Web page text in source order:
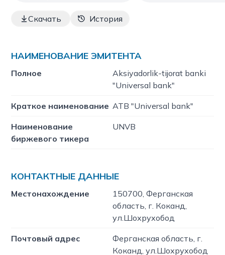
Скачать История
НАИМЕНОВАНИЕ ЭМИТЕНТА
Полное
Aksiyadorlik-tijorat banki
"Universal bank"
Краткое наименование ATB "Universal bank"
Наименование
биржевого тикера
UNVB
КОНТАКТНЫЕ ДАННЫЕ
Местонахождение
150700, Ферганская
область, г. Коканд,
ул.Шохрухобод
Почтовый адрес
Ферганская область, г.
Коканд, ул.Шохрухобод